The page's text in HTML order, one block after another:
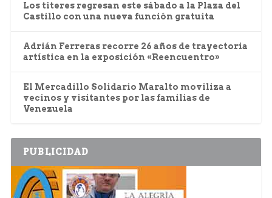
Los títeres regresan este sábado a la Plaza del
Castillo con una nueva función gratuita
Adrián Ferreras recorre 26 años de trayectoria
artística en la exposición «Reencuentro»
El Mercadillo Solidario Maralto moviliza a
vecinos y visitantes por las familias de
Venezuela
PUBLICIDAD